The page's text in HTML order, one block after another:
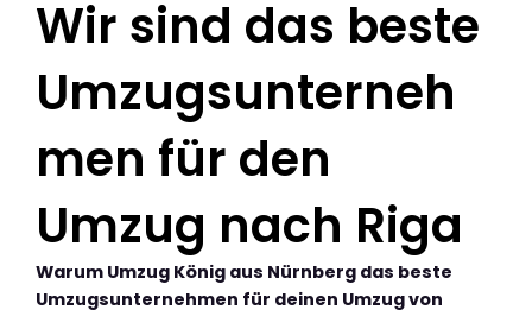
Wir sind das beste
Umzugsunterneh
men für den
Umzug nach Riga
Warum Umzug König aus Nürnberg das beste
Umzugsunternehmen für deinen Umzug von